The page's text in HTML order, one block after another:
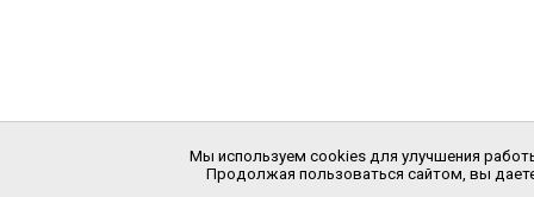
Мы используем cookies для улучшения
Продолжая пользоваться сайтом, вы